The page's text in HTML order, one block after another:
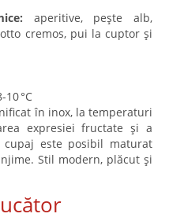
aperitive, pește alb,
cremos, pui la cuptor și
10 °C
în inox, la temperaturi
expresiei fructate și a
este posibil maturat
Stil modern, plăcut și